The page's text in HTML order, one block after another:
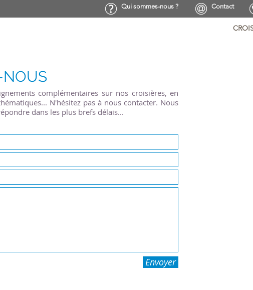
Qui sommes-nous ? Contact
NOUS
complémentaires sur nos croisières, en
N'hésitez pas à nous contacter. Nous
dans les plus brefs délais...
Envoyer